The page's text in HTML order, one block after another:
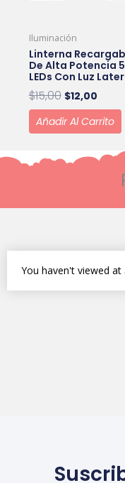
Iluminación
Linterna
De Alta Potencia 5
LEDs Con Luz
$15,00 $12,00
Añadir Al Carrito
You haven't viewed